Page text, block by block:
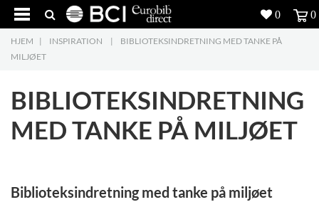
5
Produkter
8
Om os
HJEM | INSPIRATION |
BIBLIOTEKSINDRETNING MED TANKE PÅ
MILJØET
BIBLIOTEKSINDRETNING
MED TANKE PÅ MILJØET
Biblioteksindretning med tanke på miljøet
0 0